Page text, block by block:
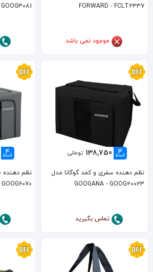
FORWARD - FCLT2337
موجود نمی باشد
4
قسط 138,750 تومانی
نظم دهنده سفری و کمد گوگانا مدل
GOOGANA - GOOG20023
تماس بگیرید
4
قسط
نظم دهنده